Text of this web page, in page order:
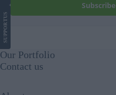
Subscribe
SUPPORT
US
Our Portfolio
Contact us